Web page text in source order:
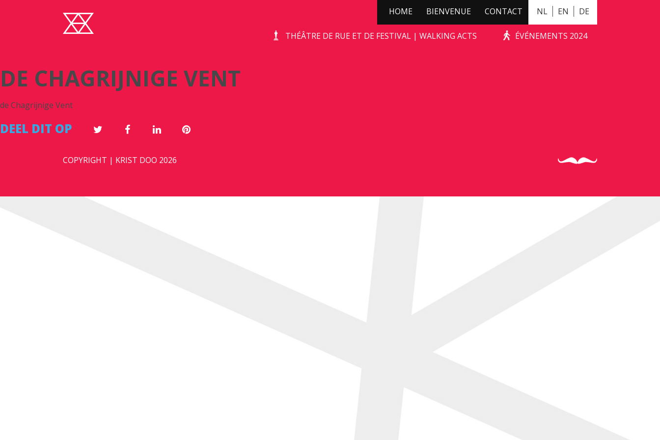
NL EN DE
HOME BIENVENUE CONTACT
THÉÂTRE DE RUE ET DE FESTIVAL | WALKING ACTS ÉVÉNEMENTS 2024
DE CHAGRIJNIGE VENT
DE CHAGRIJNIGE VENT
de Chagrijnige Vent
DEEL DIT OP
COPYRIGHT | KRIST DOO 2026